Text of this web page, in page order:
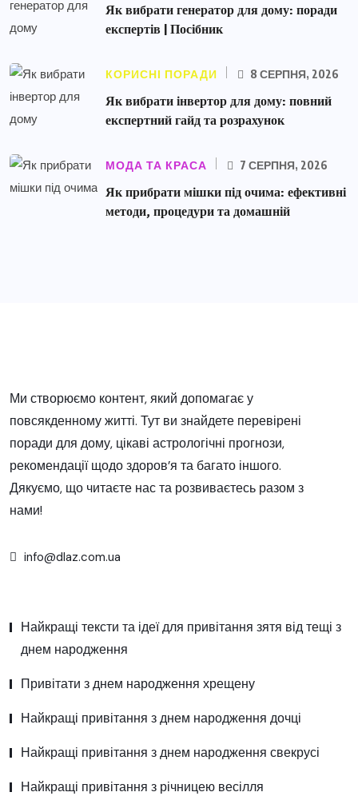
Як вибрати генератор для дому: поради
експертів | Посібник
КОРИСНІ ПОРАДИ 8 СЕРПНЯ, 2026
Як вибрати інвертор для дому: повний
експертний гайд та розрахунок
МОДА ТА КРАСА 7 СЕРПНЯ, 2026
Як прибрати мішки під очима: ефективні
методи, процедури та домашній
Ми створюємо контент, який допомагає у
повсякденному житті. Тут ви знайдете перевірені
поради для дому, цікаві астрологічні прогнози,
рекомендації щодо здоров’я та багато іншого.
Дякуємо, що читаєте нас та розвиваєтесь разом з
нами!
info@dlaz.com.ua
Найкращі тексти та ідеї для привітання зятя від тещі з
днем народження
Привітати з днем народження хрещену
Найкращі привітання з днем народження дочці
Найкращі привітання з днем народження свекрусі
Найкращі привітання з річницею весілля